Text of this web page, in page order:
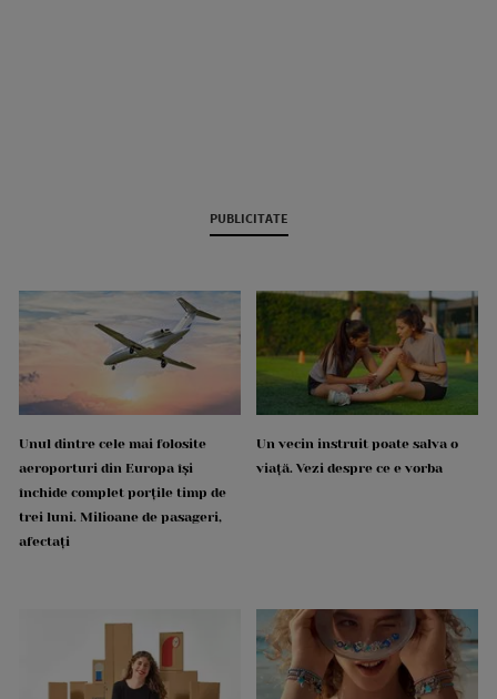
PUBLICITATE
Unul dintre cele mai folosite
aeroporturi din Europa își
închide complet porțile timp de
trei luni. Milioane de pasageri,
afectați
Un vecin instruit poate salva o
viață. Vezi despre ce e vorba